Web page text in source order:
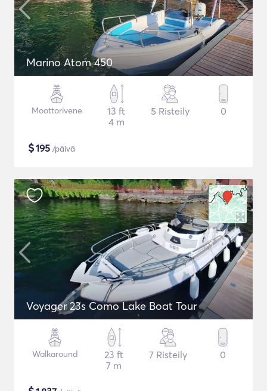
Marino Atom 450
Moottorivene
13 ft
4 m
5 Risteily 0
$195 /päivä
Voyager 23s Como Lake Boat Tour
Walkaround
23 ft
7 m
7 Risteily 0